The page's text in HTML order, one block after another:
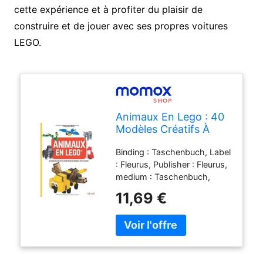
cette expérience et à profiter du plaisir de
construire et de jouer avec ses propres voitures
LEGO.
Animaux En Lego : 40
Modèles Créatifs À
Lego Classic
Binding : Taschenbuch, Label
: Fleurus, Publisher : Fleurus,
medium : Taschenbuch,
10, translators : Améline
Néreaud, languages : french,
ISBN : 2215152982
11,69 €